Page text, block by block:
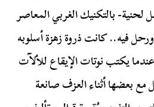
بالتكنيك الغربي المعاصر
فيه.. كانت ذروة زهزة أسلوبه
يكتب نوتات الإيقاع للألآت
مع بعضها أثناء العزف صانعة